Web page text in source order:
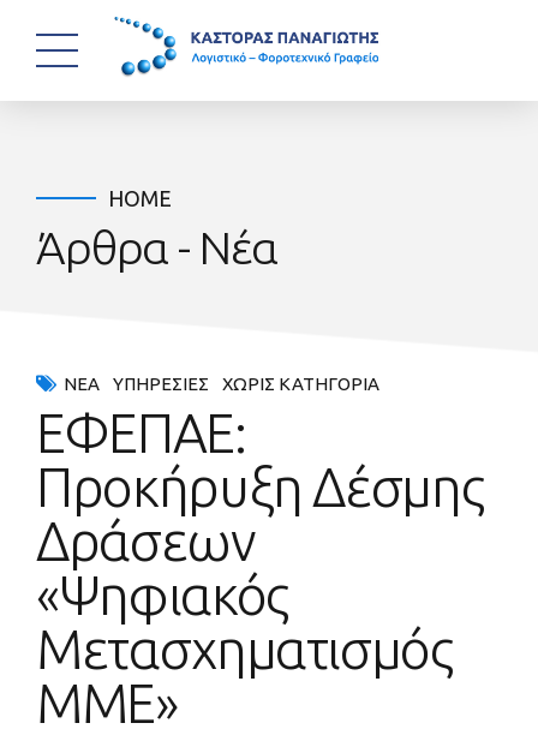
HOME
Άρθρα - Νέα
ΝΈΑ ΥΠΗΡΕΣΊΕΣ ΧΩΡΊΣ ΚΑΤΗΓΟΡΊΑ
ΕΦΕΠΑΕ:
Προκήρυξη Δέσμης
Δράσεων
«Ψηφιακός
Μετασχηματισμός
ΜΜΕ»